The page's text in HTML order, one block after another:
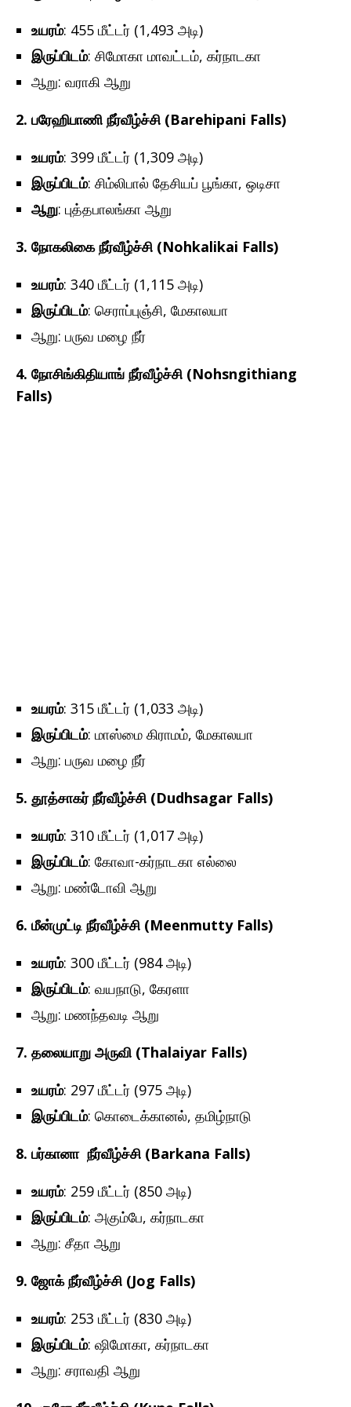
உயரம்: 455 மீட்டர் (1,493 அடி)
இருப்பிடம்: சிமோகா மாவட்டம், கர்நாடகா
ஆறு: வராகி ஆறு
2. பரேஹிபாணி நீர்வீழ்ச்சி (Barehipani Falls)
உயரம்: 399 மீட்டர் (1,309 அடி)
இருப்பிடம்: சிம்லிபால் தேசியப் பூங்கா, ஒடிசா
ஆறு: புத்தபாலங்கா ஆறு
3. நோகலிகை நீர்வீழ்ச்சி (Nohkalikai Falls)
உயரம்: 340 மீட்டர் (1,115 அடி)
இருப்பிடம்: செராப்புஞ்சி, மேகாலயா
ஆறு: பருவ மழை நீர்
4. நோசிங்கிதியாங் நீர்வீழ்ச்சி (Nohsngithiang
Falls)
உயரம்: 315 மீட்டர் (1,033 அடி)
இருப்பிடம்: மாஸ்மை கிராமம், மேகாலயா
ஆறு: பருவ மழை நீர்
5. தூத்சாகர் நீர்வீழ்ச்சி (Dudhsagar Falls)
உயரம்: 310 மீட்டர் (1,017 அடி)
இருப்பிடம்: கோவா-கர்நாடகா எல்லை
ஆறு: மண்டோவி ஆறு
6. மீன்முட்டி நீர்வீழ்ச்சி (Meenmutty Falls)
உயரம்: 300 மீட்டர் (984 அடி)
இருப்பிடம்: வயநாடு, கேரளா
ஆறு: மணந்தவடி ஆறு
7. தலையாறு அருவி (Thalaiyar Falls)
உயரம்: 297 மீட்டர் (975 அடி)
இருப்பிடம்: கொடைக்கானல், தமிழ்நாடு
8. பர்கானாநீர்வீழ்ச்சி (Barkana Falls)
உயரம்: 259 மீட்டர் (850 அடி)
இருப்பிடம்: அகும்பே, கர்நாடகா
ஆறு: சீதா ஆறு
9. ஜோக் நீர்வீழ்ச்சி (Jog Falls)
உயரம்: 253 மீட்டர் (830 அடி)
இருப்பிடம்: ஷிமோகா, கர்நாடகா
ஆறு: சராவதி ஆறு